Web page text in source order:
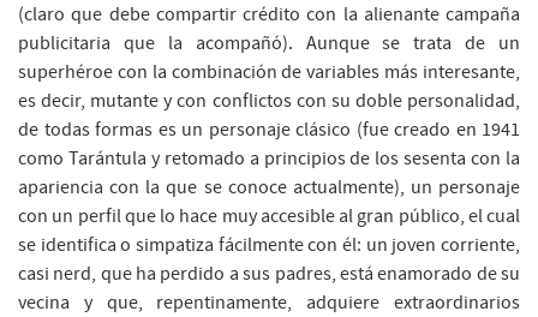
(claro que debe compartir crédito con la alienante campaña
publicitaria que la acompañó). Aunque se trata de un
superhéroe con la combinación de variables más interesante,
es decir, mutante y con conflictos con su doble personalidad,
de todas formas es un personaje clásico (fue creado en 1941
como Tarántula y retomado a principios de los sesenta con la
apariencia con la que se conoce actualmente), un personaje
con un perfil que lo hace muy accesible al gran público, el cual
se identifica o simpatiza fácilmente con él: un joven corriente,
casi nerd, que ha perdido a sus padres, está enamorado de su
vecina y que, repentinamente, adquiere extraordinarios